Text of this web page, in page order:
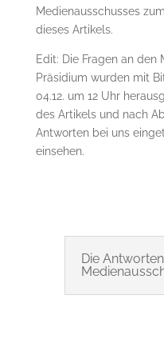
Medienausschusses
dieses Artikels.
Edit: Die Fragen an den
Präsidium wurden mit
04.12. um 12 Uhr
des Artikels und nach
Antworten bei uns
einsehen.
Die